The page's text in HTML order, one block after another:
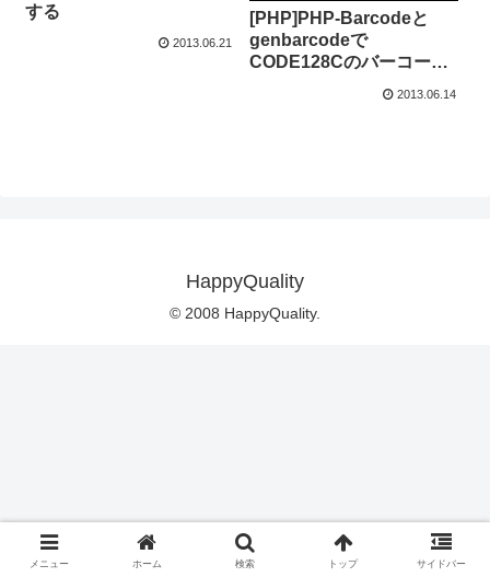
する
2013.06.21
[PHP]PHP-Barcodeと
genbarcodeで
CODE128Cのバーコード
2013.06.14
HappyQuality
© 2008 HappyQuality.
メニュー ホーム 検索 トップ サイドバー